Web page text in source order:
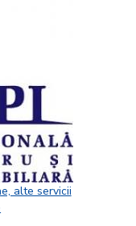
alte servicii